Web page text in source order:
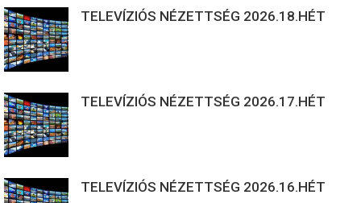
TELEVÍZIÓS NÉZETTSÉG 2026.18.HÉT
TELEVÍZIÓS NÉZETTSÉG 2026.17.HÉT
TELEVÍZIÓS NÉZETTSÉG 2026.16.HÉT